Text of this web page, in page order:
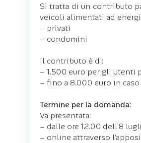
Si tratta di un contributo
veicoli alimentati ad
– privati
– condomini
Il contributo è di:
– 1.500 euro per gli utenti
– fino a 8.000 euro in
Termine per la domanda:
Va presentata:
– dalle ore 12.00 dell’8
– online attraverso